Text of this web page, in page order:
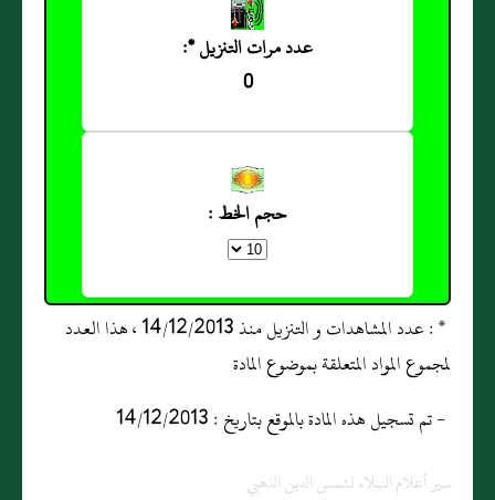
عدد مرات التنزيل *:
0
حجم الخط :
* : عدد المشاهدات و التنزيل منذ 14/12/2013 ، هذا العدد
لمجموع المواد المتعلقة بموضوع المادة
- تم تسجيل هذه المادة بالموقع بتاريخ : 14/12/2013
سير أعلام النبلاء لشمس الدين الذهبي